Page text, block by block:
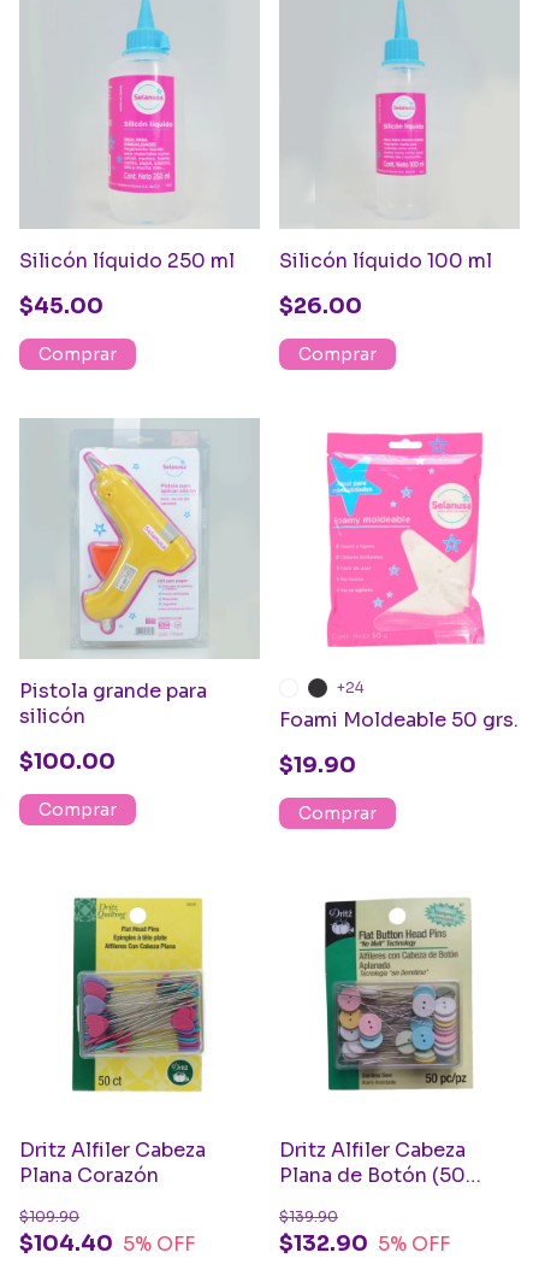
Silicón líquido 250 ml
$45.00
Silicón líquido 100 ml
$26.00
Pistola grande para
silicón
$100.00
Foami Moldeable 50 grs.
$19.90
+24
Comprar
Dritz Alfiler Cabeza
Plana Corazón
$104.40
$109.90
5% OFF
Dritz Alfiler Cabeza
Plana de Botón (50
$132.90
$139.90
5% OFF